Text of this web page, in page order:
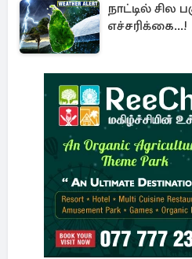
நாட்டில் சில
எச்சரிக்கை...!